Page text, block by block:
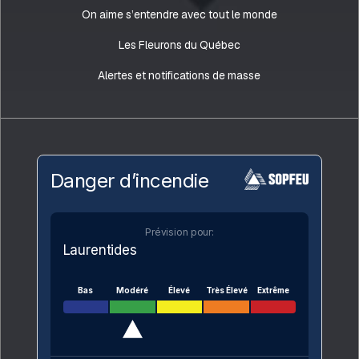
On aime s’entendre avec tout le monde
Les Fleurons du Québec
Alertes et notifications de masse
Danger d’incendie
Prévision pour:
Laurentides
Bas Modéré Élevé Très Élevé Extrême